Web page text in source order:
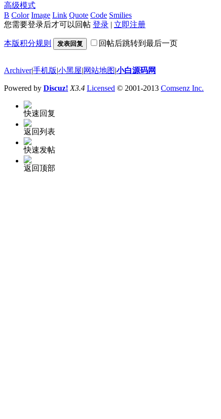
高级模式
B Color Image Link Quote Code Smilies
您需要登录后才可以回帖 登录 立即注册
本版积分规则 发表回复 回帖后跳转到最后一页
Archiver|手机版 小黑屋 网站地图 小白源码网
Powered by Discuz! X3.4 Licensed © 2001-2013 Comsenz Inc.
快速回复
返回列表
快速发帖
返回顶部